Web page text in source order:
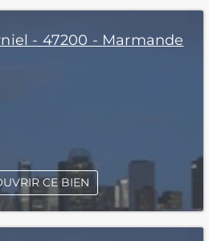
- 47200 - Marmande
CE BIEN